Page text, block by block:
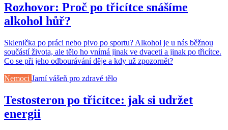
Rozhovor: Proč po třicítce snášíme
alkohol hůř?
Sklenička po práci nebo pivo po sportu? Alkohol je u nás běžnou
součástí života, ale tělo ho vnímá jinak ve dvaceti a jinak po třicítce.
Co se při jeho odbourávání děje a kdy už zpozornět?
Nemoci Jarní vášeň pro zdravé tělo
Testosteron po třicítce: jak si udržet
energii